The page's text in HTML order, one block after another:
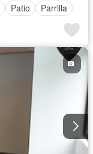
Patio Parrilla